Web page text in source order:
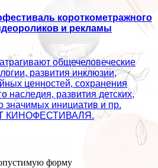
короткометражного
и рекламы
общечеловеческие
развития инклюзии,
ценностей, сохранения
наследия, развития детских,
значимых инициатив и пр.
КИНОФЕСТИВАЛЯ.
форму